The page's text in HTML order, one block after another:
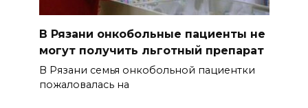
В Рязани онкобольные пациенты не
могут получить льготный препарат
В Рязани семья онкобольной пациентки
пожаловалась на